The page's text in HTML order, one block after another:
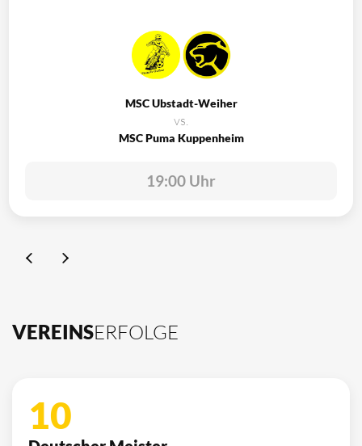
MSC Ubstadt-Weiher
vs.
MSC Puma Kuppenheim
19:00 Uhr
VEREINSERFOLGE